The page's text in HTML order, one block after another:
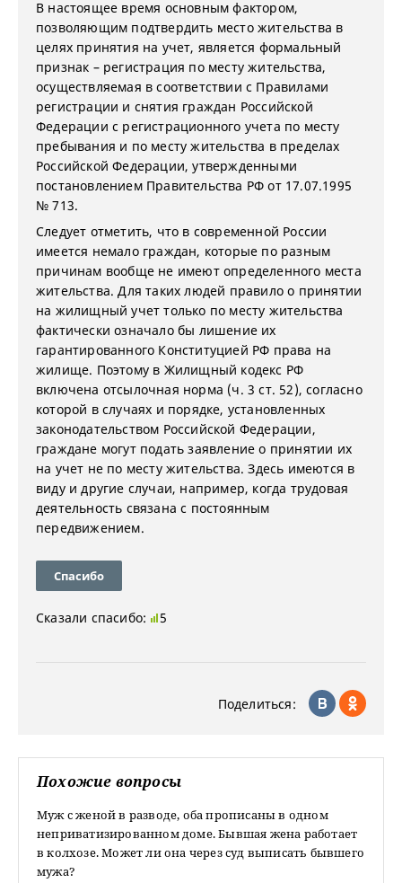
В настоящее время основным фактором,
позволяющим подтвердить место жительства в
целях принятия на учет, является формальный
признак – регистрация по месту жительства,
осуществляемая в соответствии с Правилами
регистрации и снятия граждан Российской
Федерации с регистрационного учета по месту
пребывания и по месту жительства в пределах
Российской Федерации, утвержденными
постановлением Правительства РФ от 17.07.1995
№ 713.
Следует отметить, что в современной России
имеется немало граждан, которые по разным
причинам вообще не имеют определенного места
жительства. Для таких людей правило о принятии
на жилищный учет только по месту жительства
фактически означало бы лишение их
гарантированного Конституцией РФ права на
жилище. Поэтому в Жилищный кодекс РФ
включена отсылочная норма (ч. 3 ст. 52), согласно
которой в случаях и порядке, установленных
законодательством Российской Федерации,
граждане могут подать заявление о принятии их
на учет не по месту жительства. Здесь имеются в
виду и другие случаи, например, когда трудовая
деятельность связана с постоянным
передвижением.
Спасибо
Сказали спасибо: 5
Поделиться:
Похожие вопросы
Муж с женой в разводе, оба прописаны в одном
неприватизированном доме. Бывшая жена работает
в колхозе. Может ли она через суд выписать бывшего
мужа?